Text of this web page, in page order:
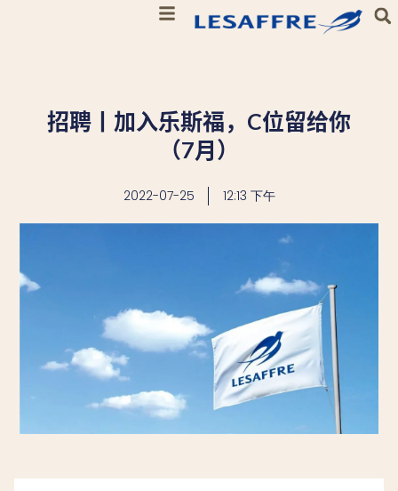
招聘丨加入乐斯福，C位留给你
（7月）
2022-07-25 12:13 下午